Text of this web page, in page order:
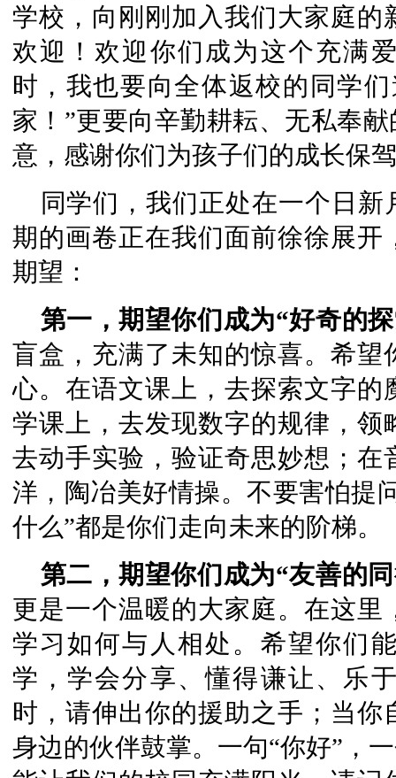
学校，向刚刚加入我们大家庭
欢迎！欢迎你们成为这个充满
时，我也要向全体返校的同学
家！”更要向辛勤耕耘、无私奉
意，感谢你们为孩子们的成长保
同学们，我们正处在一个日
期的画卷正在我们面前徐徐展
期望：
第一，期望你们成为“好奇的
盲盒，充满了未知的惊喜。希
心。在语文课上，去探索文字
学课上，去发现数字的规律，
去动手实验，验证奇思妙想；
洋，陶冶美好情操。不要害怕提
什么”都是你们走向未来的阶梯。
第二，期望你们成为“友善的
更是一个温暖的大家庭。在这
学习如何与人相处。希望你们
学，学会分享、懂得谦让、乐
时，请伸出你的援助之手；当
身边的伙伴鼓掌。一句“你好”，